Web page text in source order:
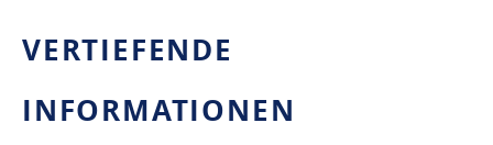
VERTIEFENDE
INFORMATIONEN